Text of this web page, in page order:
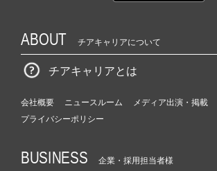
ABOUT チアキャリアについて
チアキャリアとは
会社概要 ニュースルーム
メディア出演・掲載
プライバシーポリシー
BUSINESS 企業・採用担当者様